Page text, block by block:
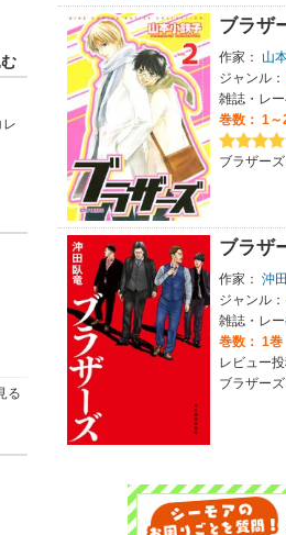
る
ブラザ
作家：
山
ジャンル：
雑誌・レー
巻数： 1～
ブラザー
ブラザ
作家： 沖
ジャンル：
雑誌・レー
巻数： 1巻
レビュー
ブラザー